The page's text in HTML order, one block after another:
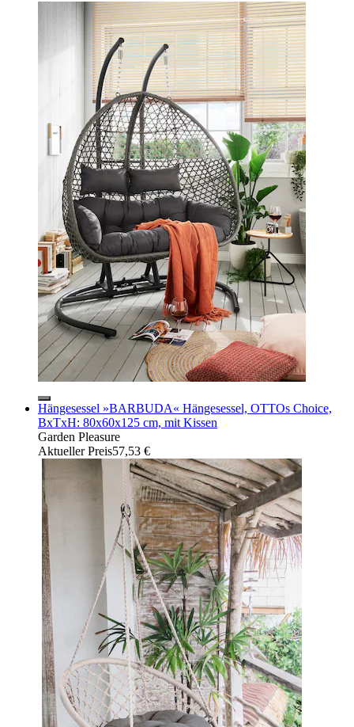
Hängesessel »BARBUDA« Hängesessel, OTTOs Choice,
BxTxH: 80x60x125 cm, mit Kissen
Garden Pleasure
Aktueller Preis57,53 €